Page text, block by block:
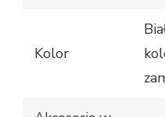
Kolor